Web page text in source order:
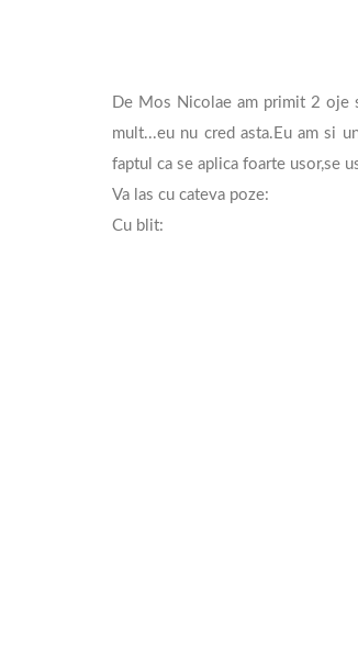
De Mos Nicolae am primit 2 oje
mult...eu nu cred asta.Eu am si
faptul ca se aplica foarte usor,se
Va las cu cateva poze:
Cu blit: